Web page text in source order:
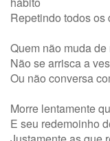
Repetindo todos os
Quem não muda de
Não se arrisca a
Ou não conversa
Morre lentamente
E seu redemoinho